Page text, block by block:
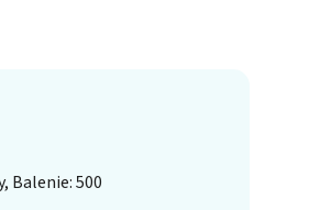
Balenie: 500